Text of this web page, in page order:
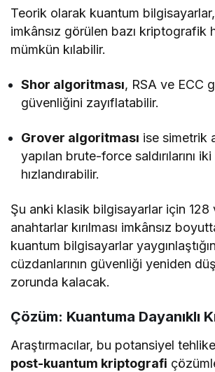
Teorik olarak kuantum
imkânsız görülen bazı kriptografik
mümkün kılabilir.
Shor algoritması, RSA ve ECC
güvenliğini zayıflatabilir.
Grover algoritması ise simetrik
yapılan brute-force saldırılarını
hızlandırabilir.
Şu anki klasik bilgisayarlar için
anahtarlar kırılması imkânsız
kuantum bilgisayarlar
cüzdanlarının güvenliği yeniden
zorunda kalacak.
Çözüm: Kuantuma Dayanıklı
Araştırmacılar, bu potansiyel
post-kuantum kriptografi